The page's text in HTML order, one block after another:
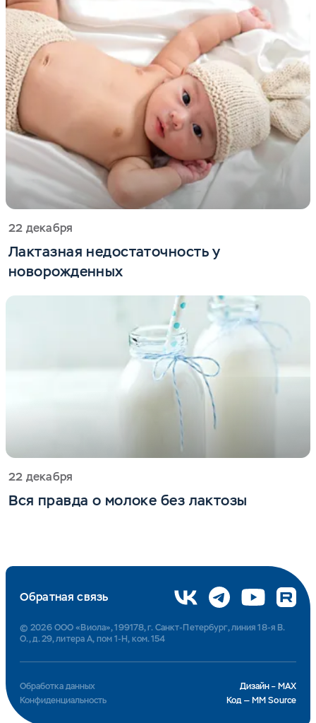
22 декабря
Лактазная недостаточность у
новорожденных
22 декабря
Вся правда о молоке без лактозы
Дизайн – MAX
Обработка данных
Код — MM Source
Конфиденциальность
Обратная связь
© 2026 ООО «Виола», 199178, г. Санкт-Петербург, линия 18-я В.
О., д. 29, литера А, пом 1-Н, ком. 154